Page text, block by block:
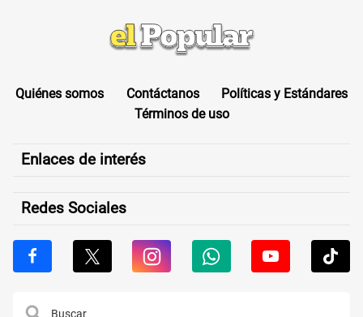
Quiénes somos Contáctanos
Políticas y Estándares
Términos de uso
Enlaces de interés
Redes Sociales